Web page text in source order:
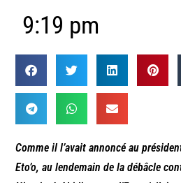
9:19 pm
Comme il l’avait annoncé au
Eto’o, au lendemain de la débâcle